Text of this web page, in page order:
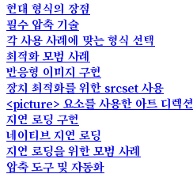
현대 형식의 장점
필수 압축 기술
각 사용 사례에 맞는 형식 선택
최적화 모범 사례
반응형 이미지 구현
장치 최적화를 위한 srcset 사용
<picture> 요소를 사용한 아트 디렉션
지연 로딩 구현
네이티브 지연 로딩
지연 로딩을 위한 모범 사례
압축 도구 및 자동화